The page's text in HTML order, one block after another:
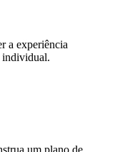
a experiência
individual.
um plano de